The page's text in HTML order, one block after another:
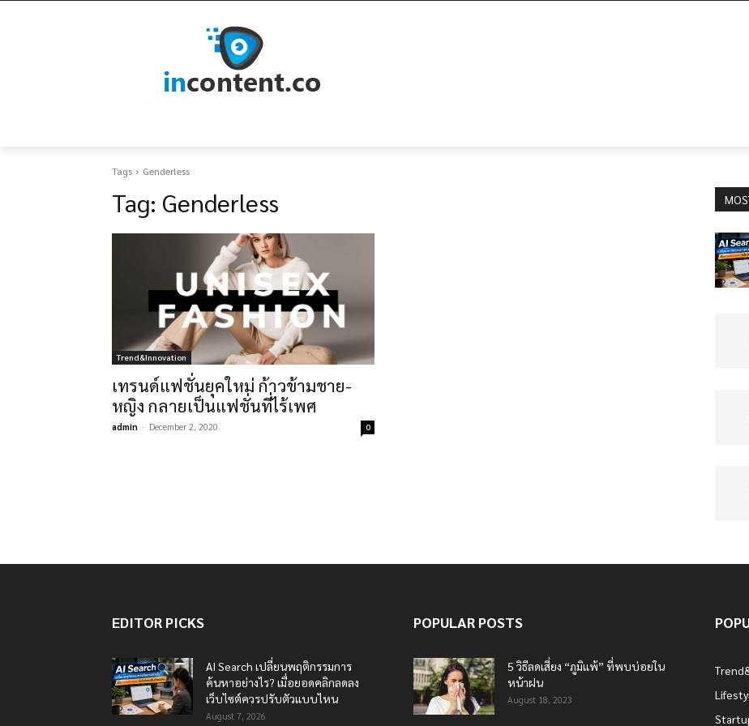
Tags Genderless
Tag: Genderless
Trend&Innovation
เทรนด์แฟชั่นยุคใหม่ ก้าวข้ามชาย-
หญิง กลายเป็นแฟชั่นที่ไร้เพศ
admin - December 2, 2020 0
EDITOR PICKS
AI Search เปลี่ยนพฤติกรรมการ
ค้นหาอย่างไร? เมื่อยอดคลิกลดลง
เว็บไซต์ควรปรับตัวแบบไหน
August 7, 2026
POPULAR POSTS
5 วิธีลดเสี่ยง “ภูมิแพ้” ที่พบบ่อยใน
หน้าฝน
August 18, 2023